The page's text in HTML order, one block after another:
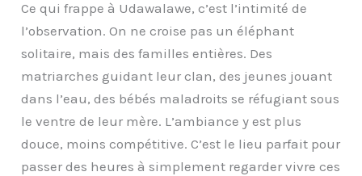
Ce qui frappe à Udawalawe, c’est l’intimité de
l’observation. On ne croise pas un éléphant
solitaire, mais des familles entières. Des
matriarches guidant leur clan, des jeunes jouant
dans l’eau, des bébés maladroits se réfugiant sous
le ventre de leur mère. L’ambiance y est plus
douce, moins compétitive. C’est le lieu parfait pour
passer des heures à simplement regarder vivre ces